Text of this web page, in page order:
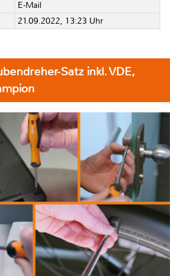
E-Mail
21.09.2022, 13:23 Uhr
Satz inkl. VDE,